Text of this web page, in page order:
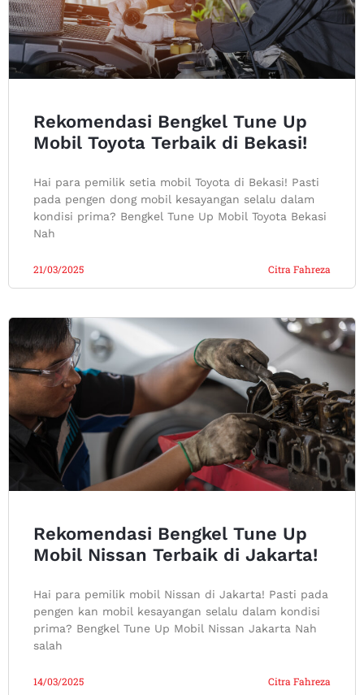
Rekomendasi Bengkel Tune Up
Mobil Toyota Terbaik di Bekasi!
Hai para pemilik setia mobil Toyota di Bekasi! Pasti
pada pengen dong mobil kesayangan selalu dalam
kondisi prima? Bengkel Tune Up Mobil Toyota Bekasi
Nah
Citra Fahreza
21/03/2025
Rekomendasi Bengkel Tune Up
Mobil Nissan Terbaik di Jakarta!
Hai para pemilik mobil Nissan di Jakarta! Pasti pada
pengen kan mobil kesayangan selalu dalam kondisi
prima? Bengkel Tune Up Mobil Nissan Jakarta Nah
salah
Citra Fahreza
14/03/2025